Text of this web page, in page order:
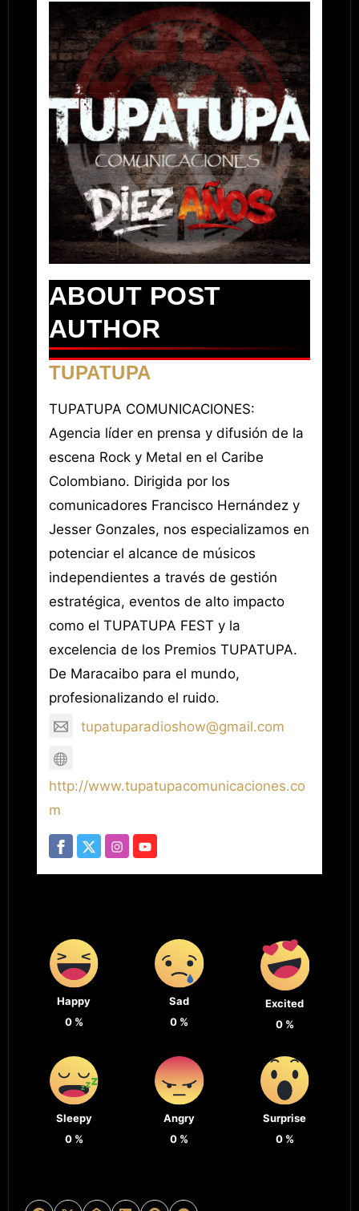
ABOUT POST
AUTHOR
TUPATUPA
TUPATUPA COMUNICACIONES:
Agencia líder en prensa y difusión de la
escena Rock y Metal en el Caribe
Colombiano. Dirigida por los
comunicadores Francisco Hernández y
Jesser Gonzales, nos especializamos en
potenciar el alcance de músicos
independientes a través de gestión
estratégica, eventos de alto impacto
como el TUPATUPA FEST y la
excelencia de los Premios TUPATUPA.
De Maracaibo para el mundo,
profesionalizando el ruido.
tupatuparadioshow@gmail.com
http://www.tupatupacomunicaciones.co
m
Happy
0%
Sad
0 %
Excited
0%
Sleepy
0%
Angry
0 %
Surprise
0%